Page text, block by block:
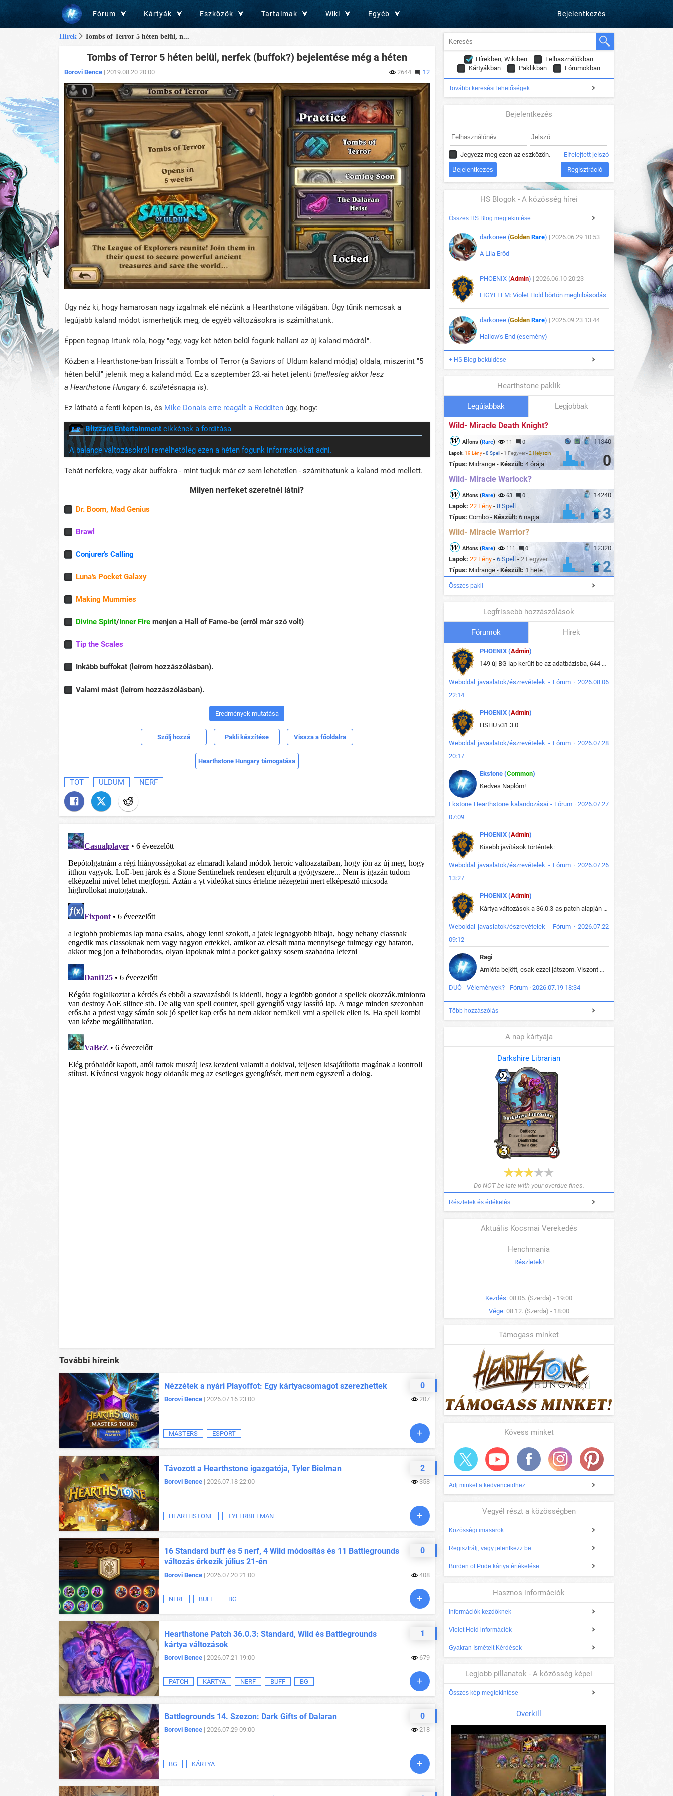
Fórum Kártyák Eszközök Tartalmak Wiki Egyéb Bejelentkezés
Hírek Tombs of Terror 5 héten belül, n...
Tombs of Terror 5 héten belül, nerfek (buffok?) bejelentése még a héten
Borovi Bence | 2019.08.20 20:00 2644 12
Úgy néz ki, hogy hamarosan nagy izgalmak elé nézünk a Hearthstone világában. Úgy tűnik nemcsak a
legújabb kaland módot ismerhetjük meg, de egyéb változásokra is számíthatunk.
Éppen tegnap írtunk róla, hogy "egy, vagy két héten belül fogunk hallani az új kaland módról".
Közben a Hearthstone-ban frissült a Tombs of Terror (a Saviors of Uldum kaland módja) oldala, miszerint "5
héten belül" jelenik meg a kaland mód. Ez a szeptember 23.-ai hetet jelenti (mellesleg akkor lesz
a Hearthstone Hungary 6. születésnapja is).
Ez látható a fenti képen is, és Mike Donais erre reagált a Redditen úgy, hogy:
Blizzard Entertainment cikkének a fordítása
A balance változásokról remélhetőleg ezen a héten fogunk információkat adni.
Tehát nerfekre, vagy akár buffokra - mint tudjuk már ez sem lehetetlen - számíthatunk a kaland mód mellett.
Milyen nerfeket szeretnél látni?
Dr. Boom, Mad Genius
Brawl
Conjurer's Calling
Luna's Pocket Galaxy
Making Mummies
Divine Spirit/Inner Fire menjen a Hall of Fame-be (erről már szó volt)
Tip the Scales
Inkább buffokat (leírom hozzászólásban).
Valami mást (leírom hozzászólásban).
Eredmények mutatása
Szólj hozzá Pakli készítése Vissza a főoldalra
Hearthstone Hungary támogatása
TOT ULDUM NERF
További híreink
0
Nézzétek a nyári Playoffot: Egy kártyacsomagot szerezhettek
Borovi Bence | 2026.07.16 23:00 207
MASTERS ESPORT
2
Távozott a Hearthstone igazgatója, Tyler Bielman
Borovi Bence | 2026.07.18 22:00 358
HEARTHSTONE TYLERBIELMAN
0
16 Standard buff és 5 nerf, 4 Wild módosítás és 11 Battlegrounds
változás érkezik július 21-én
Borovi Bence | 2026.07.20 21:00 408
NERF BUFF BG
1
Hearthstone Patch 36.0.3: Standard, Wild és Battlegrounds
kártya változások
Borovi Bence | 2026.07.21 19:00 679
PATCH KÁRTYA NERF BUFF BG
0
Battlegrounds 14. Szezon: Dark Gifts of Dalaran
Borovi Bence | 2026.07.29 09:00 218
BG KÁRTYA
Hírekben, Wikiben
Felhasználókban
Kártyákban
Paklikban Fórumokban
További keresési lehetőségek
Bejelentkezés
Jegyezz meg ezen az eszközön. Elfelejtett jelszó
Regisztráció
HS Blogok - A közösség hírei
Összes HS Blog megtekintése
darkonee (Golden Rare) | 2026.06.29 10:53
A Lila Erőd
PHOENIX (Admin) | 2026.06.10 20:23
FIGYELEM: Violet Hold börtön meghibásodás
darkonee (Golden Rare) | 2025.09.23 13:44
Hallow's End (esemény)
+ HS Blog beküldése
Hearthstone paklik
Legújabbak Legjobbak
Wild- Miracle Death Knight?
11840
Alfons (Rare) 11 0
Lapok: 19 Lény-8 Spell - 1 Fegyver-2 Helyszín
Típus: Midrange - Készült: 4 órája 0
Wild- Miracle Warlock?
14240
Alfons (Rare) 63 0
Lapok: 22 Lény - 8 Spell
Típus: Combo - Készült: 6 napja 3
Wild- Miracle Warrior?
12320
Alfons (Rare) 111 0
Lapok: 22 Lény - 6 Spell - 2 Fegyver
Típus: Midrange - Készült: 1 hete 2
Összes pakli
Legfrissebb hozzászólások
Fórumok Hirek
PHOENIX (Admin)
149 új BG lap került be az adatbázisba, 644 db meglévő BG lap módosult, bekerültek az új képek a megváltozott lapokhoz is.
Weboldal javaslatok/észrevételek - Fórum · 2026.08.06
22:14
PHOENIX (Admin)
HSHU v31.3.0
Weboldal javaslatok/észrevételek - Fórum · 2026.07.28
20:17
Ekstone (Common)
Kedves Naplóm!
Ekstone Hearthstone kalandozásai - Fórum · 2026.07.27
07:09
PHOENIX (Admin)
Kisebb javítások történtek:
Weboldal javaslatok/észrevételek - Fórum · 2026.07.26
13:27
PHOENIX (Admin)
Kártya változások a 36.0.3-as patch alapján frissítve az adatbázisban (képek is cserélve).
Weboldal javaslatok/észrevételek - Fórum · 2026.07.22
09:12
Ragi
Amióta bejött, csak ezzel játszom. Viszont mint minden más - akár az alapjáték is, ez is baromira összetett lett. Néha már pár kör után is esélytelen az egész. Vagy irreállisan túltápol valaki, vagy lelép a partner, vagy csak hülye mint a segg. És amikor eljönne az én időm, na akkor jön el mindenki másé is. Engem jobban érdekelne, hogy ki milyen ratingen szokott játszani. Na ez lenne egy érdekes adat.
DUÓ - Vélemények? - Fórum · 2026.07.19 18:34
Több hozzászólás
A nap kártyája
Darkshire Librarian
Do NOT be late with your overdue fines.
Részletek és értékelés
Aktuális Kocsmai Verekedés
Henchmania
Részletek!
Kezdés: 08.05. (Szerda) - 19:00
Vége: 08.12. (Szerda) - 18:00
Támogass minket
Kövess minket
Adj minket a kedvenceidhez
Vegyél részt a közösségben
Közösségi imasarok
Regisztrálj, vagy jelentkezz be
Burden of Pride kártya értékelése
Hasznos információk
Információk kezdőknek
Violet Hold információk
Gyakran Ismételt Kérdések
Legjobb pillanatok - A közösség képei
Összes kép megtekintése
Overkill